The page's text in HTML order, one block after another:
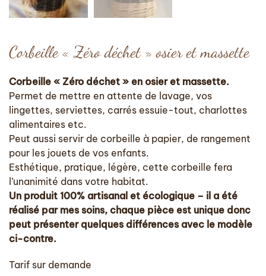
Corbeille « Zéro déchet » osier et massette
Corbeille « Zéro déchet » en osier et massette.
Permet de mettre en attente de lavage, vos
lingettes, serviettes, carrés essuie-tout, charlottes
alimentaires etc.
Peut aussi servir de corbeille à papier, de rangement
pour les jouets de vos enfants.
Esthétique, pratique, légère, cette corbeille fera
l’unanimité dans votre habitat.
Un produit 100% artisanal et écologique – il a été
réalisé par mes soins, chaque pièce est unique donc
peut présenter quelques différences avec le modèle
ci-contre.
Tarif sur demande